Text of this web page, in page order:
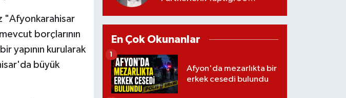
"Afyonkarahisar
borçlarının
yapının kurularak
büyük
En Çok Okunanlar
Afyon'da mezarlıkta bir
erkek cesedi bulundu
1